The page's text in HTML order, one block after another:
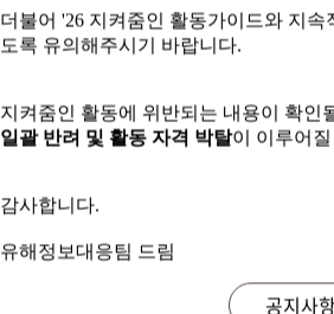
주시기를 부탁드립니다.
더불어 '26 지켜줌인 활동가이드와 지속
지켜줌인 활동에 위반되는 내용이 확인
감사합니다.
더불어 '26 지켜줌인 활동가이드와 지
도록 유의해주시기 바랍니다.
지켜줌인 활동에 위반되는 내용이 확인
일괄 반려 및 활동 자격 박탈이 이루어
감사합니다.
유해정보대응팀 드림
공지사